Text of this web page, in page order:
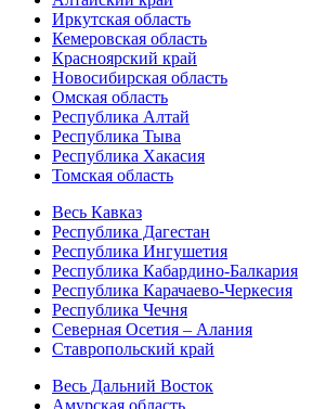
Иркутская область
Кемеровская область
Красноярский край
Новосибирская область
Омская область
Республика Алтай
Республика Тыва
Республика Хакасия
Томская область
Весь Кавказ
Республика Дагестан
Республика Ингушетия
Республика Кабардино-Балкария
Республика Карачаево-Черкесия
Республика Чечня
Северная Осетия – Алания
Ставропольский край
Весь Дальний Восток
Амурская область